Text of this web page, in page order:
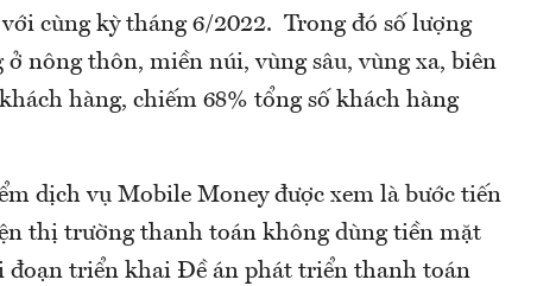
cùng kỳ tháng 6/2022. Trong đó số lượng
ở nông thôn, miền núi, vùng sâu, vùng xa, biên
hàng, chiếm 68% tổng số khách hàng
dịch vụ Mobile Money được xem là bước tiến
thị trường thanh toán không dùng tiền mặt
triển khai Đề án phát triển thanh toán